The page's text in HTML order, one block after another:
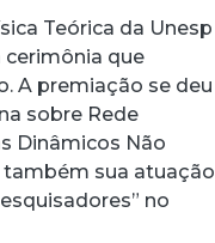
Teórica da Unesp
cerimônia que
A premiação se deu
sobre Rede
Dinâmicos Não
também sua atuação
no